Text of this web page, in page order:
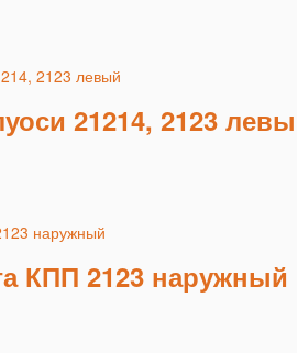
21214, 2123
КПП 2123 наружный